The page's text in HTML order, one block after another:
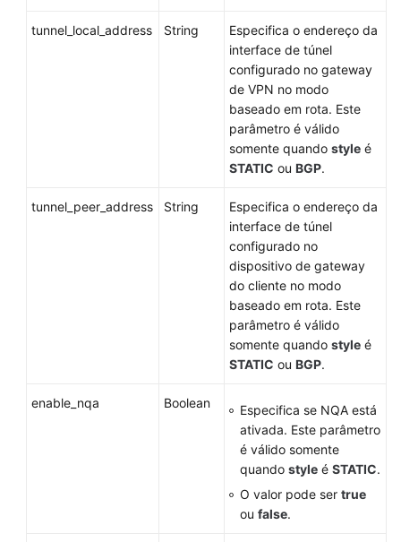
Documents
tunnel_local_address String
Especifica o endereço da
interface de túnel
configurado no gateway
de VPN no modo
baseado em rota. Este
parâmetro é válido
somente quando style é
STATIC ou BGP.
tunnel_peer_address String
Especifica o endereço da
interface de túnel
configurado no
dispositivo de gateway
do cliente no modo
baseado em rota. Este
parâmetro é válido
somente quando style é
STATIC ou BGP.
enable_nqa Boolean
Especifica se NQA está
ativada. Este parâmetro
é válido somente
quando style é STATIC.
O valor pode ser true
ou false.